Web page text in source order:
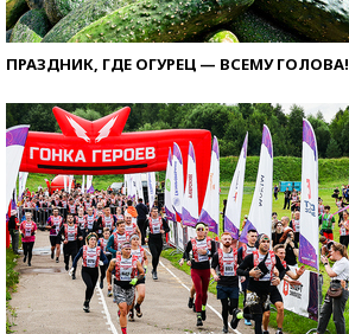
ПРАЗДНИК, ГДЕ ОГУРЕЦ — ВСЕМУ ГОЛОВА!